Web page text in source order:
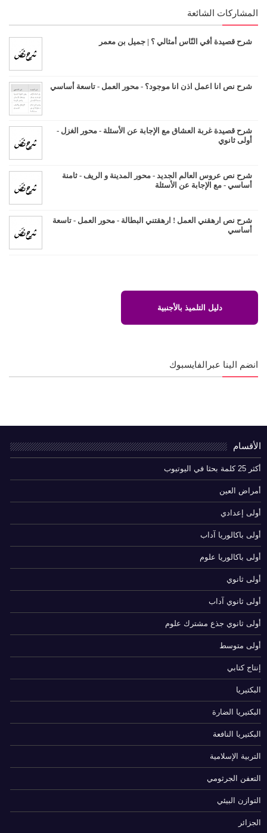
المشاركات الشائعة
شرح قصيدة أفي النّاس أمثالي ؟ | جميل بن معمر
شرح نص انا اعمل اذن انا موجود؟ - محور العمل - تاسعة أساسي
شرح قصيدة غربة العشاق مع الإجابة عن الأسئلة - محور الغزل -
أولى ثانوي
شرح نص عروس العالم الجديد - محور المدينة و الريف - ثامنة
أساسي - مع الإجابة عن الأسئلة
شرح نص ارهقني العمل ! ارهقتني البطالة - محور العمل - تاسعة
أساسي
دليل التلميذ بالأجنبية
انضم الينا عبرالفايسبوك
الأقسام
أكثر 25 كلمة بحثا في اليوتيوب
أمراض العين
أولى إعدادي
أولى باكالوريا آداب
أولى باكالوريا علوم
أولى ثانوي
أولى ثانوي آداب
أولى ثانوي جذع مشترك علوم
أولى متوسط
إنتاج كتابي
البكتيريا
البكتيريا الضارة
البكتيريا النافعة
التربية الإسلامية
التعفن الجرثومي
التوازن البيئي
الجزائر